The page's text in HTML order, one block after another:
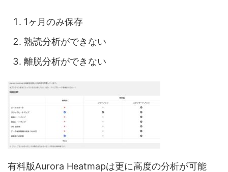
1ヶ月のみ保存
熟読分析ができない
離脱分析ができない
有料版Aurora Heatmapは更に高度の分析が可能